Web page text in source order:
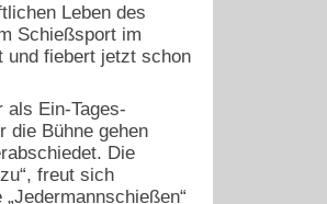
Leben des
Schießsport im
und fiebert jetzt schon
Ein-Tages-
die Bühne gehen
Die
freut sich